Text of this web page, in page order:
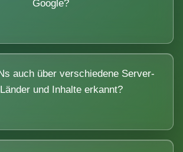
Google?
auch über verschiedene Server-
Länder und Inhalte erkannt?